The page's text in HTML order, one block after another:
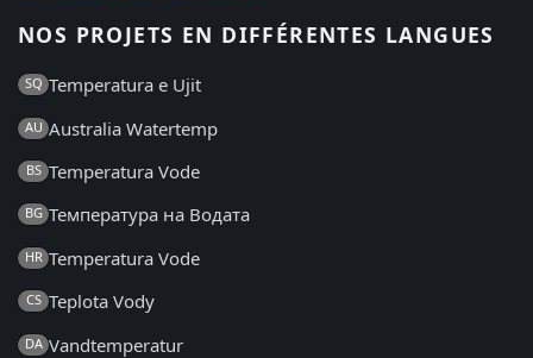
NOS PROJETS EN DIFFÉRENTES LANGUES
SQ Temperatura e Ujit
AU Australia Watertemp
BS Temperatura Vode
BG Температура на Водата
HR Temperatura Vode
CS Teplota Vody
DA Vandtemperatur